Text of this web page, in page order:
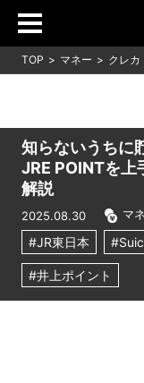
TOP マネー クレカ
知らないうちに
JRE POINTを上
解説
2025.08.30 マ
#JR東日本
#井上ポイント